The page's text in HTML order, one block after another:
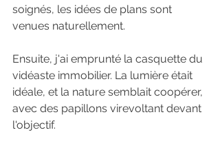
soignés, les idées de plans sont
venues naturellement.
Ensuite, j'ai emprunté la casquette du
vidéaste immobilier. La lumière était
idéale, et la nature semblait coopérer,
avec des papillons virevoltant devant
l'objectif.